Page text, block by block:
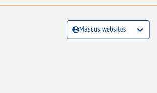
Mascus websites